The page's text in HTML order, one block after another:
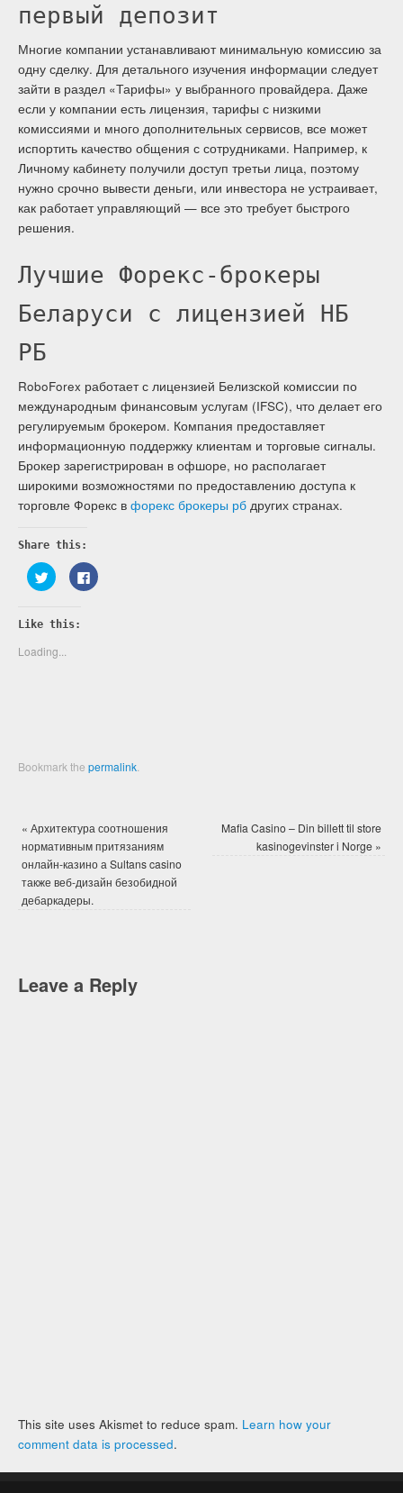
первый депозит
Многие компании устанавливают минимальную комиссию за
одну сделку. Для детального изучения информации следует
зайти в раздел «Тарифы» у выбранного провайдера. Даже
если у компании есть лицензия, тарифы с низкими
комиссиями и много дополнительных сервисов, все может
испортить качество общения с сотрудниками. Например, к
Личному кабинету получили доступ третьи лица, поэтому
нужно срочно вывести деньги, или инвестора не устраивает,
как работает управляющий — все это требует быстрого
решения.
Лучшие Форекс-брокеры
Беларуси с лицензией НБ
РБ
RoboForex работает с лицензией Белизской комиссии по
международным финансовым услугам (IFSC), что делает его
регулируемым брокером. Компания предоставляет
информационную поддержку клиентам и торговые сигналы.
Брокер зарегистрирован в офшоре, но располагает
широкими возможностями по предоставлению доступа к
торговле Форекс вфорекс брокеры рб других странах.
Share this:
Click
to
share
Twitter
(Opens
new
window)
Click
to
Like this:
Loading...
Bookmark thepermalink
« Архитектура соотношения
нормативным притязаниям
онлайн-казино а Sultans casino
также веб-дизайн безобидной
дебаркадеры.
Mafia Casino – Din billett til store
kasinogevinster i Norge »
Leave a Reply
This site uses Akismet to reduce spam. Learn how your
comment data is processed.